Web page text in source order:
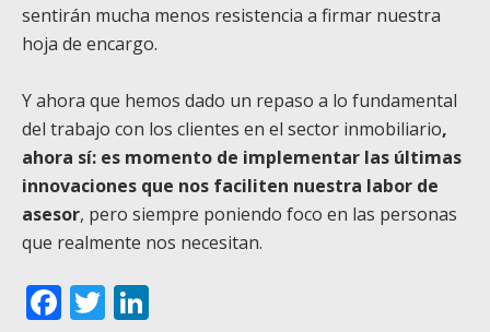
sentirán mucha menos resistencia a firmar nuestra
hoja de encargo.
Y ahora que hemos dado un repaso a lo fundamental
del trabajo con los clientes en el sector inmobiliario,
ahora sí: es momento de implementar las últimas
innovaciones que nos faciliten nuestra labor de
asesor, pero siempre poniendo foco en las personas
que realmente nos necesitan.
Facebook
Twitter